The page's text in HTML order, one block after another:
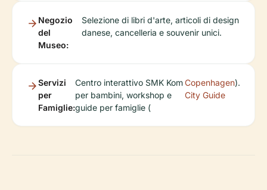
Negozio
del
Museo:
Selezione di libri d'arte, articoli di design
danese, cancelleria e souvenir unici.
Servizi
per
Famiglie:
Centro interattivo SMK Kom
per bambini, workshop e
guide per famiglie (
Copenhagen
City Guide
).